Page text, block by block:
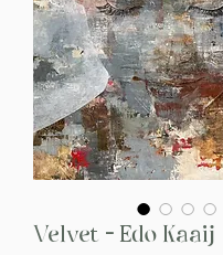
Velvet - Edo Kaaij